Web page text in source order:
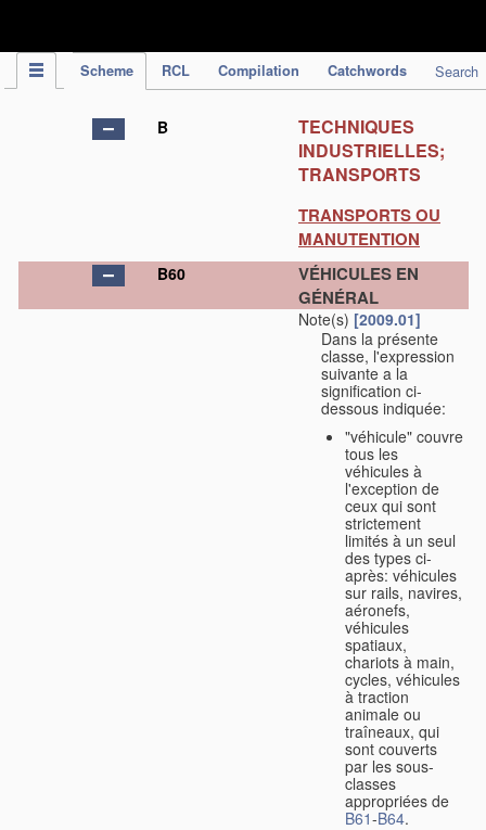
Scheme RCL Compilation Catchwords Search
B
TECHNIQUES
INDUSTRIELLES;
TRANSPORTS
TRANSPORTS OU
MANUTENTION
B60
VÉHICULES EN
GÉNÉRAL
Note(s) [2009.01]
Dans la présente
classe, l'expression
suivante a la
signification ci-
dessous indiquée:
"véhicule" couvre
tous les
véhicules à
l'exception de
ceux qui sont
strictement
limités à un seul
des types ci-
après: véhicules
sur rails, navires,
aéronefs,
véhicules
spatiaux,
chariots à main,
cycles, véhicules
à traction
animale ou
traîneaux, qui
sont couverts
par les sous-
classes
appropriées de
B61-B64.